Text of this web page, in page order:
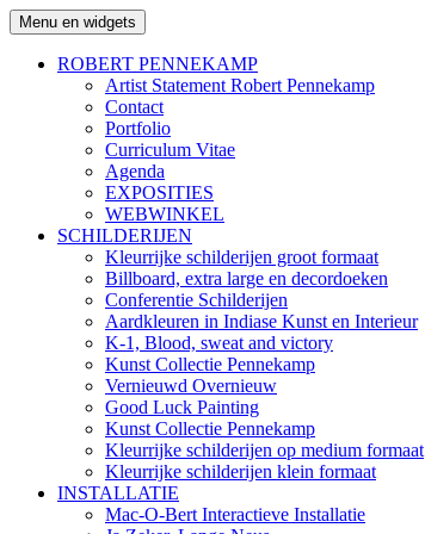
Ga
naar
Robert Pennekamp
Menu en widgets
ROBERT PENNEKAMP
Artist Statement Robert Pennekamp
Contact
Portfolio
Curriculum Vitae
Agenda
EXPOSITIES
WEBWINKEL
SCHILDERIJEN
Kleurrijke schilderijen groot formaat
Billboard, extra large en decordoeken
Conferentie Schilderijen
Aardkleuren in Indiase Kunst en Interieur
K-1, Blood, sweat and victory
Kunst Collectie Pennekamp
Vernieuwd Overnieuw
Good Luck Painting
Kunst Collectie Pennekamp
Kleurrijke schilderijen op medium formaat
Kleurrijke schilderijen klein formaat
INSTALLATIE
Mac-O-Bert Interactieve Installatie